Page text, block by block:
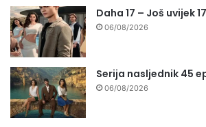
Daha 17 – Još uvijek
06/08/2026
Serija nasljednik 45
06/08/2026